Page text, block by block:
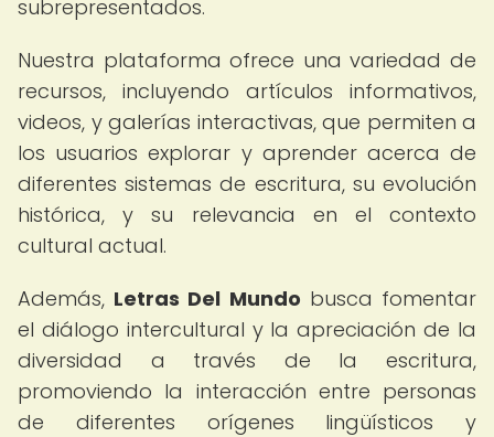
subrepresentados.
Nuestra plataforma ofrece una variedad de
recursos, incluyendo artículos informativos,
videos, y galerías interactivas, que permiten a
los usuarios explorar y aprender acerca de
diferentes sistemas de escritura, su evolución
histórica, y su relevancia en el contexto
cultural actual.
Además, Letras Del Mundo busca fomentar
el diálogo intercultural y la apreciación de la
diversidad a través de la escritura,
promoviendo la interacción entre personas
de diferentes orígenes lingüísticos y